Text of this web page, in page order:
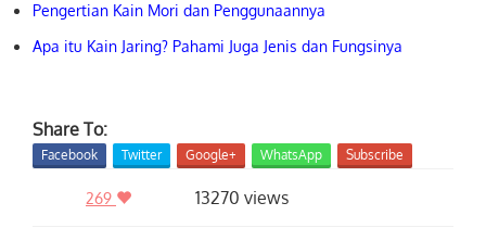
Pengertian Kain Mori dan Penggunaannya
Apa itu Kain Jaring? Pahami Juga Jenis dan Fungsinya
Share To:
Facebook Twitter Google+ WhatsApp Subscribe
269 13270 views